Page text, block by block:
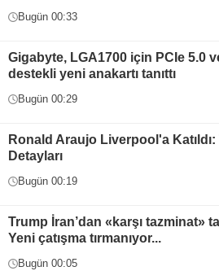
Bugün 00:33
Gigabyte, LGA1700 için PCIe 5.0
destekli yeni anakartı tanıttı
Bugün 00:29
Ronald Araujo Liverpool'a
Detayları
Bugün 00:19
Trump İran’dan «karşı tazminat»
Yeni çatışma tırmanıyor...
Bugün 00:05